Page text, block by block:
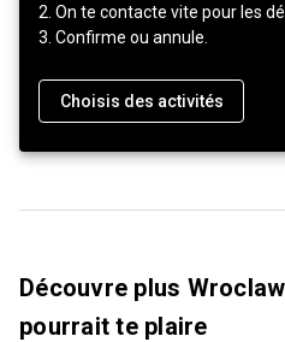
2. On te contacte vite pour les
3. Confirme ou annule.
Choisis des activités
Découvre plus
pourrait te plaire